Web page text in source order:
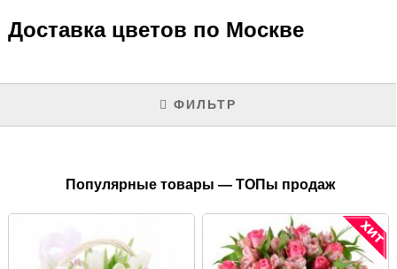
Доставка цветов по Москве
ФИЛЬТР
Популярные товары — ТОПы продаж